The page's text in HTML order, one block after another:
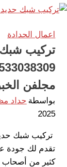
صيانة
سواتر
اعمال الحدادة
تركيب شبك
مجلفن
بواسطة حداد
2025
تركيب شبك
تقدم لك جودة
كثير من أصحاب